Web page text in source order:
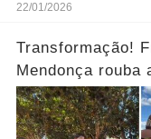
22/01/2026
Transformação!
Mendonça rouba
fazenda.... Ver